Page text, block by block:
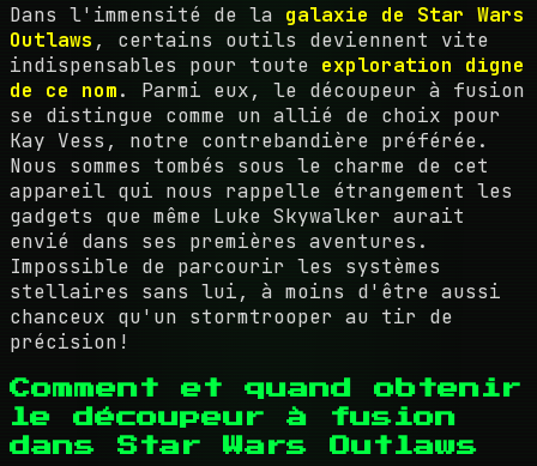
Dans l'immensité de la galaxie de Star Wars
Outlaws , certains outils deviennent vite
indispensables pour toute exploration digne
de ce nom. Parmi eux, le découpeur à fusion
se distingue comme un allié de choix pour
Kay Vess, notre contrebandière préférée.
Nous sommes tombés sous le charme de cet
appareil qui nous rappelle étrangement les
gadgets que même Luke Skywalker aurait
envié dans ses premières aventures.
Impossible de parcourir les systèmes
stellaires sans lui, à moins d'être aussi
chanceux qu'un stormtrooper au tir de
précision!
Comment et quand obtenir
le découpeur à fusion
dans Star Wars Outlaws